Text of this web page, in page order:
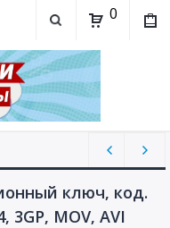
0
ключ, код.
3GP, MOV, AVI